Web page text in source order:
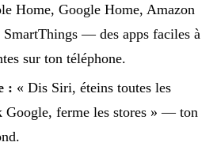
Home, Google Home, Amazon
SmartThings — des apps faciles à
sur ton téléphone.
: « Dis Siri, éteins toutes les
Google, ferme les stores » — ton